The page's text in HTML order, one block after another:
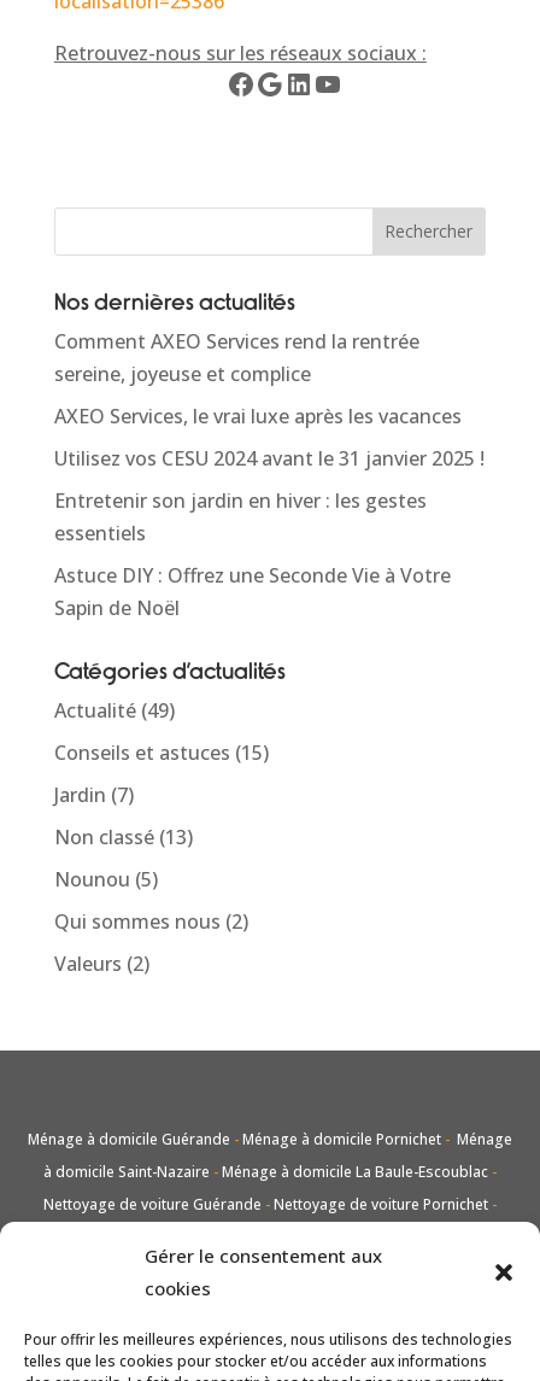
Gérer le consentement aux
cookies
Pour offrir les meilleures expériences, nous utilisons des technologies
telles que les cookies pour stocker et/ou accéder aux informations
Retrouvez-nous sur les réseaux sociaux :
Facebook
Google
LinkedIn
YouTube
Rechercher
Nos dernières actualités
Comment AXEO Services rend la rentrée
sereine, joyeuse et complice
AXEO Services, le vrai luxe après les vacances
Utilisez vos CESU 2024 avant le 31 janvier 2025 !
Entretenir son jardin en hiver : les gestes
essentiels
Astuce DIY : Offrez une Seconde Vie à Votre
Sapin de Noël
Catégories d’actualités
Actualité(49)
Conseils et astuces (15)
Jardin (7)
Non classé(13)
Nounou (5)
Qui sommes nous (2)
Valeurs (2)
Ménage à domicile Guérande -Ménage à domicile Pornichet - Ménage
à domicile Saint-Nazaire -Ménage à domicile La Baule-Escoublac -
Nettoyage de voiture Guérande -Nettoyage de voiture Pornichet -
Lavage vitres et carreaux Guérande-
carreaux Pornichet -Lavage vitres et carreaux Saint-Nazaire
vitres et carreaux La Baule-Escoublac -Entretien de jardin taille et tonte
Guérande-Entretien de jardin taille et tonte Pornichet-Entretien de